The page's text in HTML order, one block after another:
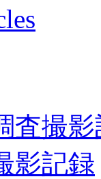
査撮
影記録